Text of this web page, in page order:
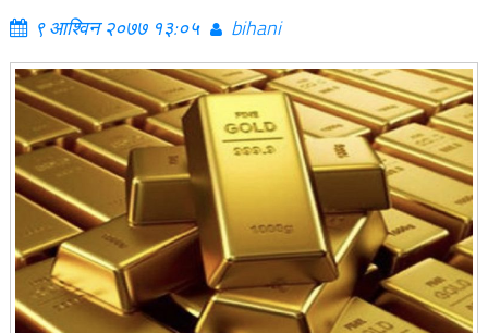
९ आश्विन २०७७ १३:०५ bihani